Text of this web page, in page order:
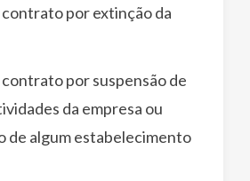
por extinção da
por suspensão de
da empresa ou
de algum estabelecimento